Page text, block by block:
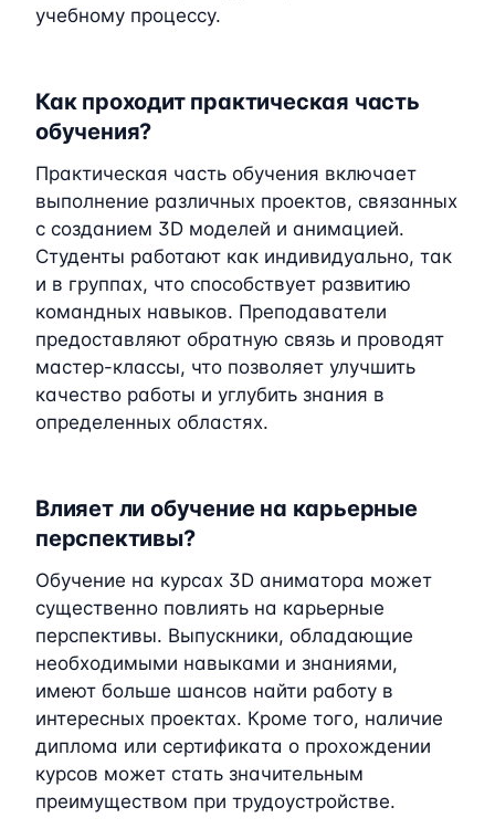
учебному процессу.
Как проходит практическая часть
обучения?
Практическая часть обучения включает
выполнение различных проектов, связанных
с созданием 3D моделей и анимацией.
Студенты работают как индивидуально, так
и в группах, что способствует развитию
командных навыков. Преподаватели
предоставляют обратную связь и проводят
мастер-классы, что позволяет улучшить
качество работы и углубить знания в
определенных областях.
Влияет ли обучение на карьерные
перспективы?
Обучение на курсах 3D аниматора может
существенно повлиять на карьерные
перспективы. Выпускники, обладающие
необходимыми навыками и знаниями,
имеют больше шансов найти работу в
интересных проектах. Кроме того, наличие
диплома или сертификата о прохождении
курсов может стать значительным
преимуществом при трудоустройстве.